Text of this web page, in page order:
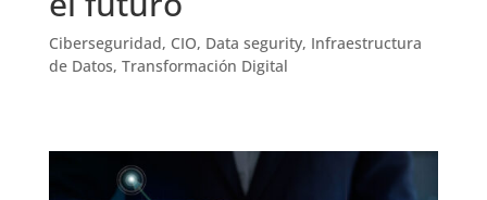
Ciberseguridad, CIO, Data segurity, Infraestructura
de Datos, Transformación Digital